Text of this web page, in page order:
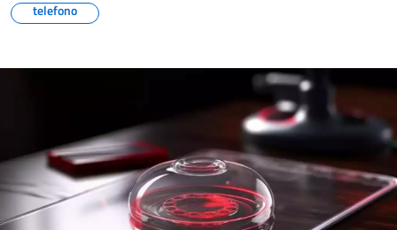
telefono